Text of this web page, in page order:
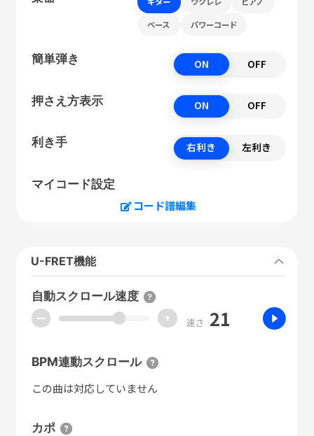
ベース パワーコード
簡単弾き ON OFF
押さえ方表示 ON OFF
利き手 右利き 左利き
マイコード設定
コード譜編集
U-FRET機能
自動スクロール速度
ー + 速さ 21
BPM連動スクロール
この曲は対応していません
カポ